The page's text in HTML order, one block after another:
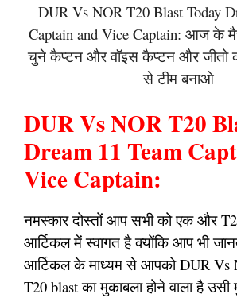
DUR Vs NOR T20 Blast Today
Captain and Vice Captain: आज के
चुने कैप्टन और वॉइस कैप्टन और जीतो
से टीम बनाओ
DUR Vs NOR T20
Dream 11 Team
Vice Captain:
नमस्कार दोस्तों आप सभी को एक और
आर्टिकल में स्वागत है क्योंकि आप भी
आर्टिकल के माध्यम से आपको DUR Vs
T20 blast का मुकाबला होने वाला है